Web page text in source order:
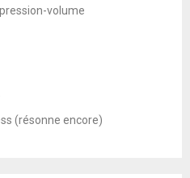
pression-volume
(résonne encore)